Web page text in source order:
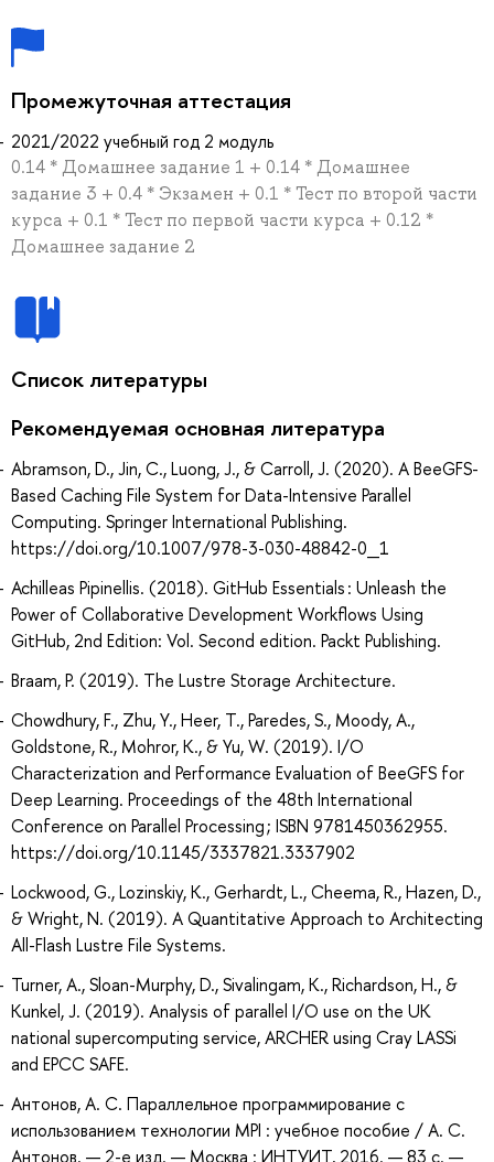
Промежуточная аттестация
2021/2022 учебный год 2 модуль
0.14 * Домашнее задание 1 + 0.14 * Домашнее
задание 3 + 0.4 * Экзамен + 0.1 * Тест по второй части
курса + 0.1 * Тест по первой части курса + 0.12 *
Домашнее задание 2
Список литературы
Рекомендуемая основная литература
Abramson, D., Jin, C., Luong, J., & Carroll, J. (2020). A BeeGFS-
Based Caching File System for Data-Intensive Parallel
Computing. Springer International Publishing.
https://doi.org/10.1007/978-3-030-48842-0_1
Achilleas Pipinellis. (2018). GitHub Essentials : Unleash the
Power of Collaborative Development Workflows Using
GitHub, 2nd Edition: Vol. Second edition. Packt Publishing.
Braam, P. (2019). The Lustre Storage Architecture.
Chowdhury, F., Zhu, Y., Heer, T., Paredes, S., Moody, A.,
Goldstone, R., Mohror, K., & Yu, W. (2019). I/O
Characterization and Performance Evaluation of BeeGFS for
Deep Learning. Proceedings of the 48th International
Conference on Parallel Processing ; ISBN 9781450362955.
https://doi.org/10.1145/3337821.3337902
Lockwood, G., Lozinskiy, K., Gerhardt, L., Cheema, R., Hazen, D.,
& Wright, N. (2019). A Quantitative Approach to Architecting
All-Flash Lustre File Systems.
Turner, A., Sloan-Murphy, D., Sivalingam, K., Richardson, H., &
Kunkel, J. (2019). Analysis of parallel I/O use on the UK
national supercomputing service, ARCHER using Cray LASSi
and EPCC SAFE.
Антонов, А. С. Параллельное программирование с
использованием технологии MPI : учебное пособие / А. С.
Антонов. — 2-е изд. — Москва : ИНТУИТ, 2016. — 83 с. —